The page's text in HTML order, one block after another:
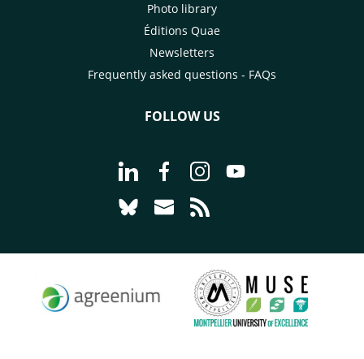
Photo library
Éditions Quae
Newsletters
Frequently asked questions - FAQs
FOLLOW US
Go to page Follow us on LinkedIn -
Go to page Follow us on
Go to page Follow us on
Go to page Follow
Go to page Follow us on Bluesky -
Go to page Contact us - CIRAD